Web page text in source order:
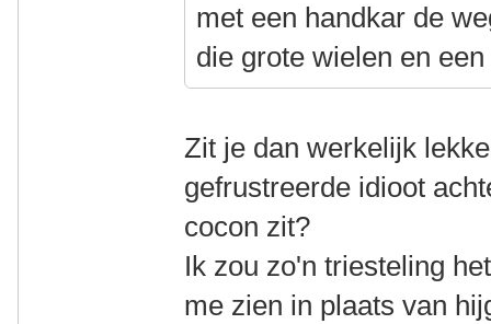
met een handkar de
die grote wielen en
Zit je dan werkelijk
gefrustreerde idioot
cocon zit?
Ik zou zo'n triesteling
me zien in plaats van